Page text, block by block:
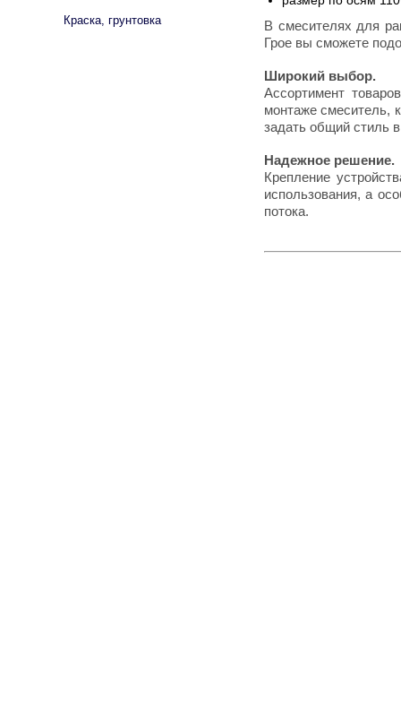
В смесителях для
Грое вы сможете
Широкий выбор.
Ассортимент
монтаже смеситель,
задать общий стиль
Надежное решение.
Крепление
использования, а
потока.
Краска, грунтовка